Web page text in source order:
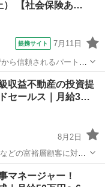
） 【社会保険あ…
提携サイト 7月11日
から信頼されるパートナ
収益不動産の投資提
セールス｜月給3…
8月2日
どの富裕層顧客に対
マネージャー！